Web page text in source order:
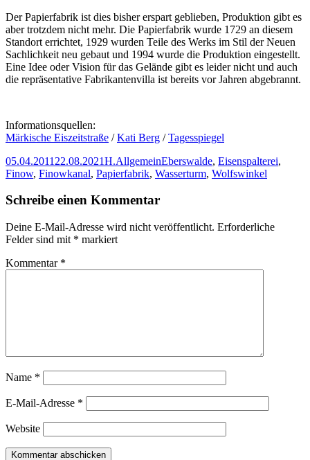
Der Papierfabrik ist dies bisher erspart geblieben, Produktion gibt es
aber trotzdem nicht mehr. Die Papierfabrik wurde 1729 an diesem
Standort errichtet, 1929 wurden Teile des Werks im Stil der Neuen
Sachlichkeit neu gebaut und 1994 wurde die Produktion eingestellt.
Eine Idee oder Vision für das Gelände gibt es leider nicht und auch
die repräsentative Fabrikantenvilla ist bereits vor Jahren abgebrannt.
Informationsquellen:
Märkische Eiszeitstraße /Kati Berg /Tagesspiegel
Veröffentlicht
am
05.04.2011 22.08.2021Autor
H.Kategorien
AllgemeinSchlagwörter
Eberswalde, Eisenspalterei,
Finow, Finowkanal, Papierfabrik, Wasserturm, Wolfswinkel
Schreibe einen Kommentar
Deine E-Mail-Adresse wird nicht veröffentlicht. Erforderliche
Felder sind mit * markiert
Kommentar *
Name *
E-Mail-Adresse *
Website